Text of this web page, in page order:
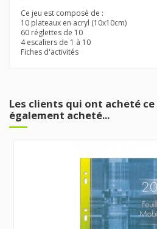
Ce jeu est composé de :
10 plateaux en acryl (10x10cm)
60 réglettes de 10
4 escaliers de 1 à 10
Fiches d'activités
Les clients qui ont acheté
également acheté...